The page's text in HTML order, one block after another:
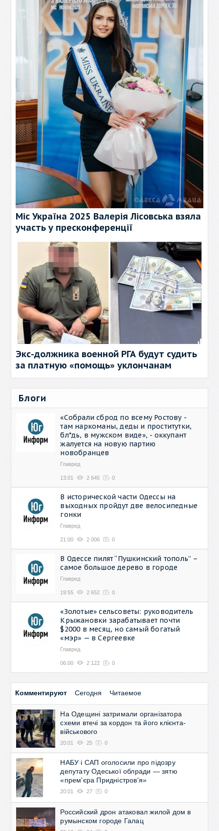
Міс Україна 2025 Валерія Лісовська взяла
участь у пресконференції
Экс-должника военной РГА будут судить
за платную «помощь» уклончанам
Блоги
«Собрали сброд по всему Ростову -
там наркоманы, деды и проститутки,
бл*дь, в мужском виде», - оккупант
жалуется на новую партию
новобранцев
Главред
13:01 2 645 0
В исторической части Одессы на
выходных пройдут две велосипедные
гонки
Главред
21:00 2 006 0
В Одессе пилят “Пушкинский тополь” –
самое большое дерево в городе
Главред
19:55 2 652 0
«Золотые» сельсоветы: руководитель
Крыжановки зарабатывает почти
$2000 в месяц, но самый богатый
«мэр» — в Сергеевке
Главред
06:00 2 122 0
Комментируют Сегодня Читаемое
На Одещині затримали організатора
схеми втечі за кордон та його клієнта-
військового
20:01 25 0
НАБУ і САП оголосили про підозру
депутату Одеської облради — зятю
«прем'єра Придністров'я»
20:01 27 0
Российский дрон атаковал жилой дом в
румынском городе Галац